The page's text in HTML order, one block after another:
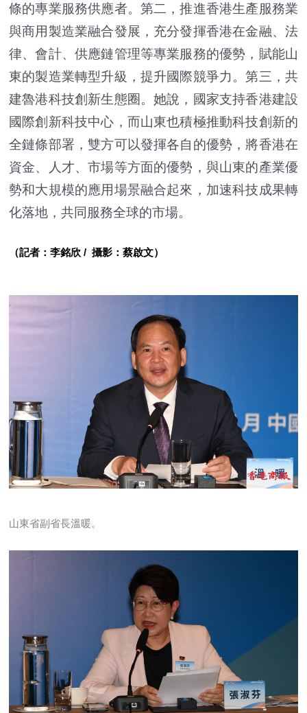
條的專業服務供應者。第二，推進香港生產服務業
與商用製造業融合發展，充分發揮香港在金融、法
律、會計、供應鏈管理等專業服務的優勢，賦能山
東的製造業轉型升級，提升國際競爭力。第三，共
建魯港科技創新生態圈。她說，國家支持香港建設
國際創新科技中心，而山東也積極推動科技創新的
全鏈條部署，雙方可以發揮各自的優勢，將香港在
資金、人才、市場等方面的優勢，與山東的產業優
勢和大規模的應用場景融合起來，加速科技成果轉
化落地，共同服務全球的市場。
（記者：李銘欣 / 攝影：蔡啟文）
山東省副省長溫暖。